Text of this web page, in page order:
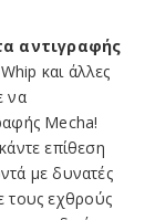
αντιγραφής
και άλλες
να
Mecha!
επίθεση
με δυνατές
τους εχθρούς